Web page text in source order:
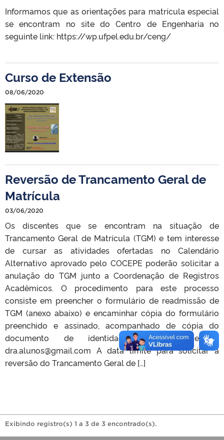
Informamos que as orientações para matrícula especial
se encontram no site do Centro de Engenharia no
seguinte link: https://wp.ufpel.edu.br/ceng/
Curso de Extensão
08/06/2020
Reversão de Trancamento Geral de
Matrícula
03/06/2020
Os discentes que se encontram na situação de
Trancamento Geral de Matrícula (TGM) e tem interesse
de cursar as atividades ofertadas no Calendário
Alternativo aprovado pelo COCEPE poderão solicitar a
anulação do TGM junto a Coordenação de Registros
Acadêmicos. O procedimento para este processo
consiste em preencher o formulário de readmissão de
TGM (anexo abaixo) e encaminhar cópia do formulário
preenchido e assinado, acompanhado de cópia do
documento de identidade para o e-mail
dra.alunos@gmail.com A data limite para solicitar a
reversão do Trancamento Geral de […]
Exibindo registro(s) 1 a 3 de 3 encontrado(s).